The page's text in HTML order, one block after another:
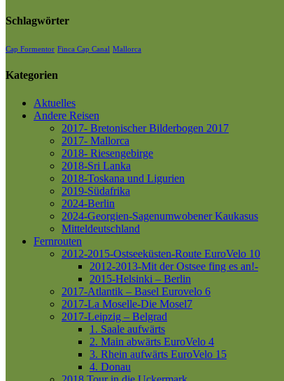
Schlagwörter
Cap Formentor Finca Cap Canal Mallorca
Kategorien
Aktuelles
Andere Reisen
2017- Bretonischer Bilderbogen 2017
2017- Mallorca
2018- Riesengebirge
2018-Sri Lanka
2018-Toskana und Ligurien
2019-Südafrika
2024-Berlin
2024-Georgien-Sagenumwobener Kaukasus
Mitteldeutschland
Fernrouten
2012-2015-Ostseeküsten-Route EuroVelo 10
2012-2013-Mit der Ostsee fing es an!-
2015-Helsinki – Berlin
2017-Atlantik – Basel Eurovelo 6
2017-La Moselle-Die Mosel7
2017-Leipzig – Belgrad
1. Saale aufwärts
2. Main abwärts EuroVelo 4
3. Rhein aufwärts EuroVelo 15
4. Donau